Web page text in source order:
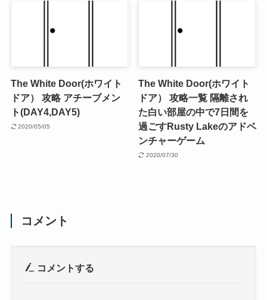
The White Door(ホワイト
ドア） 攻略 アチーブメン
ト(DAY4,DAY5)
2020/05/05
The White Door(ホワイト
ドア） 攻略一覧 隔離され
た白い部屋の中で7日間を
過ごすRusty Lakeのアドベ
ンチャーゲーム
2020/07/30
コメント
コメントする